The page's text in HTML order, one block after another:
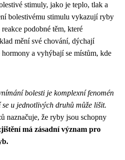
stimuly, jako je teplo, tlak a
bolestivému stimulu vykazují ryby
podobné těm, které
mění své chování, dýchají
a vyhýbají se místům, kde
bolesti je komplexní fenomén
u jednotlivých druhů může lišit.
naznačuje, že ryby jsou schopny
má zásadní význam pro